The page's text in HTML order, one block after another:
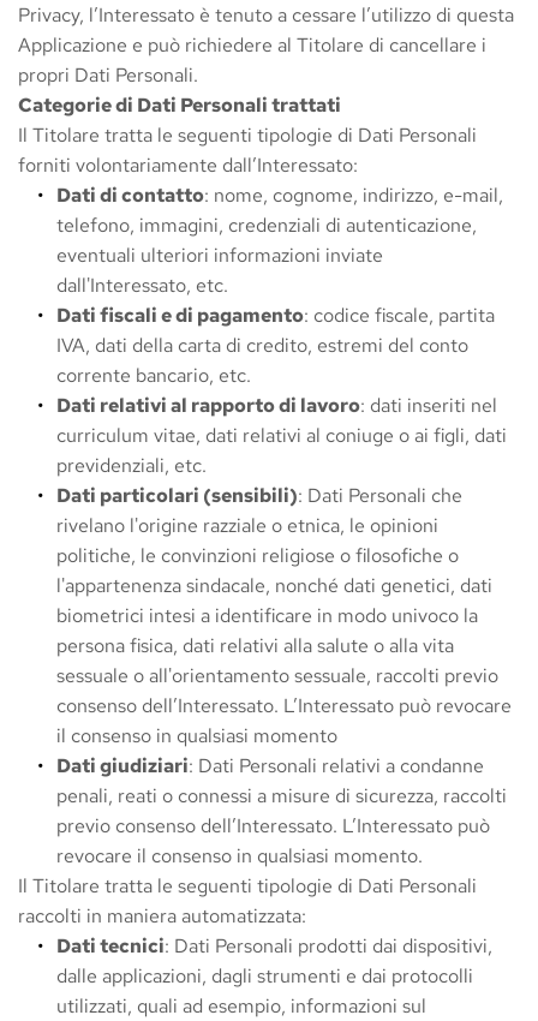
Privacy, l’Interessato è tenuto a cessare l’utilizzo di questa
Applicazione e può richiedere al Titolare di cancellare i
propri Dati Personali.
Categorie di Dati Personali trattati
Il Titolare tratta le seguenti tipologie di Dati Personali
forniti volontariamente dall’Interessato:
Dati di contatto: nome, cognome, indirizzo, e-mail,
telefono, immagini, credenziali di autenticazione,
eventuali ulteriori informazioni inviate
dall'Interessato, etc.
Dati fiscali e di pagamento: codice fiscale, partita
IVA, dati della carta di credito, estremi del conto
corrente bancario, etc.
Dati relativi al rapporto di lavoro: dati inseriti nel
curriculum vitae, dati relativi al coniuge o ai figli, dati
previdenziali, etc.
Dati particolari (sensibili): Dati Personali che
rivelano l'origine razziale o etnica, le opinioni
politiche, le convinzioni religiose o filosofiche o
l'appartenenza sindacale, nonché dati genetici, dati
biometrici intesi a identificare in modo univoco la
persona fisica, dati relativi alla salute o alla vita
sessuale o all'orientamento sessuale, raccolti previo
consenso dell’Interessato. L’Interessato può revocare
il consenso in qualsiasi momento
Dati giudiziari: Dati Personali relativi a condanne
penali, reati o connessi a misure di sicurezza, raccolti
previo consenso dell’Interessato. L’Interessato può
revocare il consenso in qualsiasi momento.
Il Titolare tratta le seguenti tipologie di Dati Personali
raccolti in maniera automatizzata:
Dati tecnici: Dati Personali prodotti dai dispositivi,
dalle applicazioni, dagli strumenti e dai protocolli
utilizzati, quali ad esempio, informazioni sul